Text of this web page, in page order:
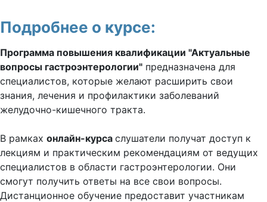
Подробнее о курсе:
Программа повышения квалификации "Актуальные
вопросы гастроэнтерологии" предназначена для
специалистов, которые желают расширить свои
знания, лечения и профилактики заболеваний
желудочно-кишечного тракта.
В рамках онлайн-курса слушатели получат доступ к
лекциям и практическим рекомендациям от ведущих
специалистов в области гастроэнтерологии. Они
смогут получить ответы на все свои вопросы.
Дистанционное обучение предоставит участникам